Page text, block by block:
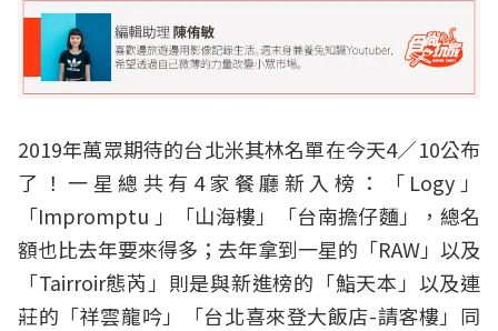
2019年萬眾期待的台北米其林名單在今天4／10公布
了！一星總共有4家餐廳新入榜：「Logy」
「Impromptu 」「山海樓」「台南擔仔麵」，總名
額也比去年要來得多；去年拿到一星的「RAW」以及
「Tairroir態芮」則是與新進榜的「鮨天本」以及連
莊的「祥雲龍吟」「台北喜來登大飯店-請客樓」同